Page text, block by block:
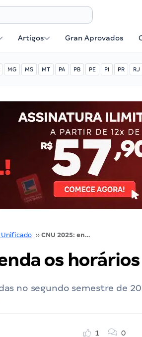
Artigos Gran Aprovados
MG MS MT PA PB PE PI PR RJ
Unificado ›› CNU 2025: entenda os horários de prova
os
no segundo semestre de
1 0